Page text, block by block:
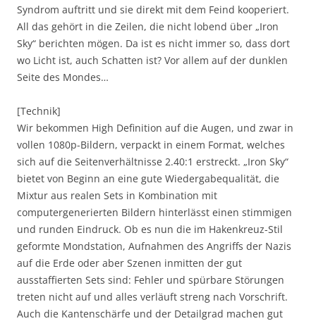
Syndrom auftritt und sie direkt mit dem Feind kooperiert.
All das gehört in die Zeilen, die nicht lobend über „Iron
Sky“ berichten mögen. Da ist es nicht immer so, dass dort
wo Licht ist, auch Schatten ist? Vor allem auf der dunklen
Seite des Mondes…
[Technik]
Wir bekommen High Definition auf die Augen, und zwar in
vollen 1080p-Bildern, verpackt in einem Format, welches
sich auf die Seitenverhältnisse 2.40:1 erstreckt. „Iron Sky“
bietet von Beginn an eine gute Wiedergabequalität, die
Mixtur aus realen Sets in Kombination mit
computergenerierten Bildern hinterlässt einen stimmigen
und runden Eindruck. Ob es nun die im Hakenkreuz-Stil
geformte Mondstation, Aufnahmen des Angriffs der Nazis
auf die Erde oder aber Szenen inmitten der gut
ausstaffierten Sets sind: Fehler und spürbare Störungen
treten nicht auf und alles verläuft streng nach Vorschrift.
Auch die Kantenschärfe und der Detailgrad machen gut